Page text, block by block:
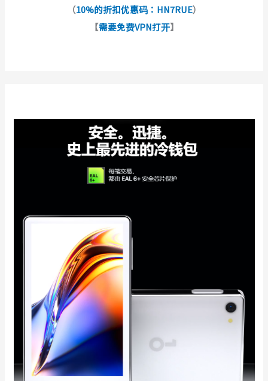
（10%的折扣优惠码：HN7RUE）
【需要免费VPN打开】